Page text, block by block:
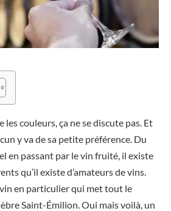
les couleurs, ça ne se discute pas. Et
y va de sa petite préférence. Du
en passant par le vin fruité, il existe
qu’il existe d’amateurs de vins.
en particulier qui met tout le
Saint-Émilion. Oui mais voilà, un